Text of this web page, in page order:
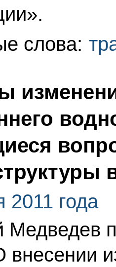
слова:
2011 года
Медведев
внесении